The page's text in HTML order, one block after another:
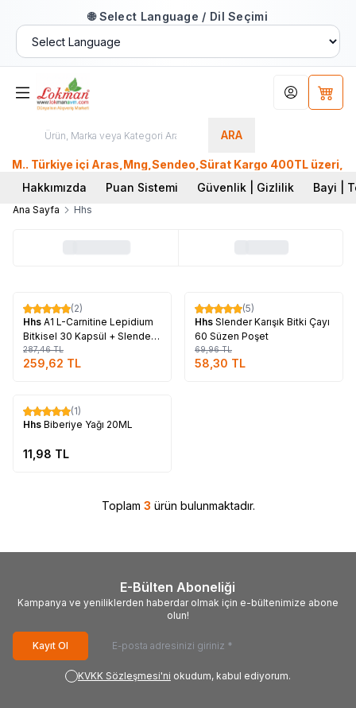
🌐 Select Language / Dil Seçimi
ARA
Hesabım
içi Aras,Mng,Sendeo,Sürat Kargo 400TL üzeri, Ptt
Hakkımızda
Puan Sistemi Güvenlik | Gizlilik Bayi |
Ana Sayfa Hhs
%10
(2)
Hhs A1 L-Carnitine Lepidium
Bitkisel 30 Kapsül + Slender
Karışık Bitki Çayı 60 Süzen
Poşet
287,46TL
259,62 TL
%17
(5)
Hhs Slender Karışık Bitki Çayı
60 Süzen Poşet
69,96TL
58,30 TL
(1)
Hhs Biberiye Yağı 20ML
11,98 TL
Toplam 3 ürün bulunmaktadır.
E-Bülten Aboneliği
Kampanya ve yeniliklerden haberdar olmak için e-bültenimize abone
olun!
Kayıt Ol
KVKK Sözleşmesi'ni okudum, kabul ediyorum.